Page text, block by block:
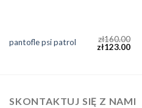
pantofle psi patrol zł160.00
zł123.00
SKONTAKTUJ SIĘ Z NAMI